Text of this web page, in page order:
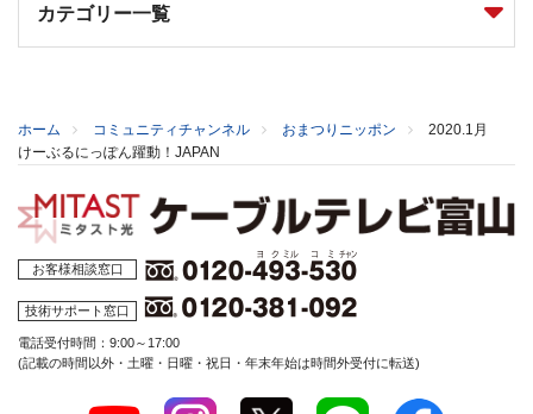
カテゴリー一覧
ホーム コミュニティチャンネル おまつりニッポン
2020.1月
けーぶるにっぽん躍動！JAPAN
お客様相談窓口
技術サポート窓口
電話受付時間：9:00～17:00
(記載の時間以外・土曜・日曜・祝日・年末年始は時間外受付に転送)